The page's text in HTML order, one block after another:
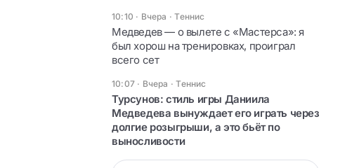
10:10 · Вчера ·Теннис
Медведев — о вылете с «Мастерса»: я
был хорош на тренировках, проиграл
всего сет
10:07 · Вчера ·Теннис
Турсунов: стиль игры Даниила
Медведева вынуждает его играть через
долгие розыгрыши, а это бьёт по
выносливости